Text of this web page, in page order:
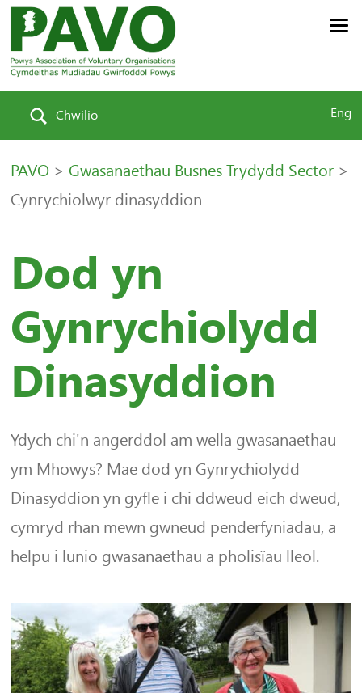
Chwilio Eng
PAVO > Gwasanaethau Busnes Trydydd Sector >
Cynrychiolwyr dinasyddion
Dod yn
Gynrychiolydd
Dinasyddion
Ydych chi'n angerddol am wella gwasanaethau
ym Mhowys? Mae dod yn Gynrychiolydd
Dinasyddion yn gyfle i chi ddweud eich dweud,
cymryd rhan mewn gwneud penderfyniadau, a
helpu i lunio gwasanaethau a pholisïau lleol.